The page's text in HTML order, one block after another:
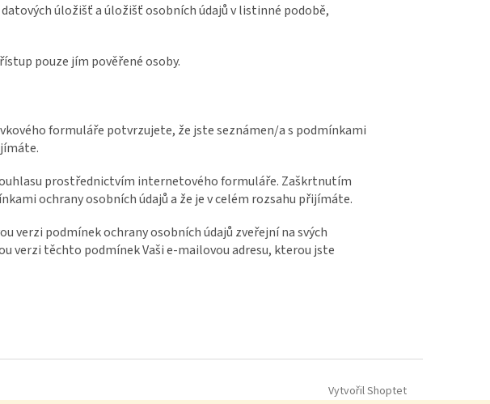
úložišť a úložišť osobních údajů v listinné podobě,
pouze jím pověřené osoby.
formuláře potvrzujete, že jste seznámen/a s podmínkami
prostřednictvím internetového formuláře. Zaškrtnutím
ochrany osobních údajů a že je v celém rozsahu přijímáte.
verzi podmínek ochrany osobních údajů zveřejní na svých
verzi těchto podmínek Vaši e-mailovou adresu, kterou jste
Vytvořil Shoptet